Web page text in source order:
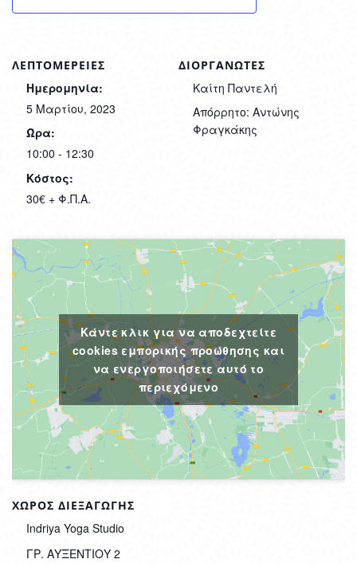
ΛΕΠΤΟΜΈΡΕΙΕΣ
Ημερομηνία:
5 Μαρτίου, 2023
Ώρα:
10:00 - 12:30
Κόστος:
30€ + Φ.Π.Α.
ΔΙΟΡΓΑΝΩΤΈΣ
Καίτη Παντελή
Απόρρητο: Αντώνης
Φραγκάκης
ΧΏΡΟΣ ΔΙΕΞΑΓΩΓΉΣ
Indriya Yoga Studio
ΓΡ. ΑΥΞΕΝΤΙΟΥ 2
Κάντε κλικ για να αποδεχτείτε
cookies εμπορικής προώθησης και
να ενεργοποιήσετε αυτό το
περιεχόμενο